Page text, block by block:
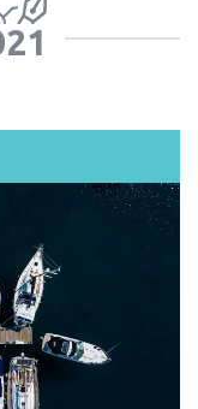
ΕΡΕΥΝΕΣ
ΔΕΙΚΤΕΣ
BLOG
ABOUT